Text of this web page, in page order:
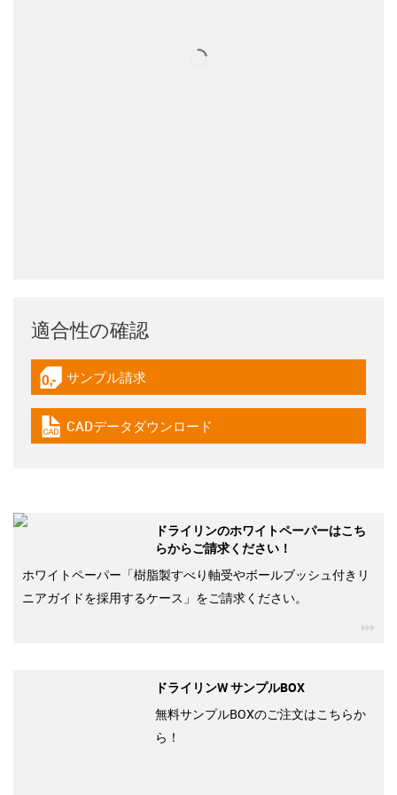
適合性の確認
igus-icon-gratismuster
サンプル請求
igus-icon-cad-dateien
CADデータダウンロード
ドライリンのホワイトペーパーはこち
らからご請求ください！
ホワイトペーパー「樹脂製すべり軸受やボールブッシュ付きリ
ニアガイドを採用するケース」をご請求ください。
ドライリンW サンプルBOX
無料サンプルBOXのご注文はこちらか
ら！